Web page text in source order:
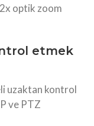
optik zoom
etmek
uzaktan kontrol
ve PTZ